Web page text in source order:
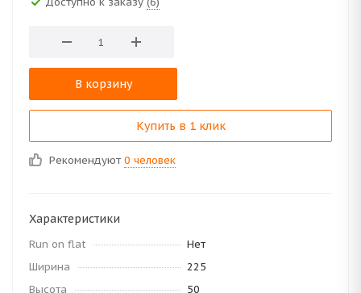
В корзину
Купить в 1 клик
Рекомендуют 0 человек
Характеристики
Run on flat
Нет
Ширина
225
Высота
50